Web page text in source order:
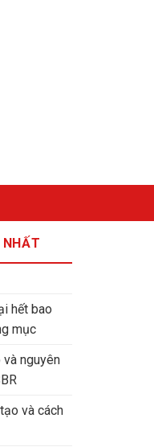
hết bao
mục
và nguyên
và cách